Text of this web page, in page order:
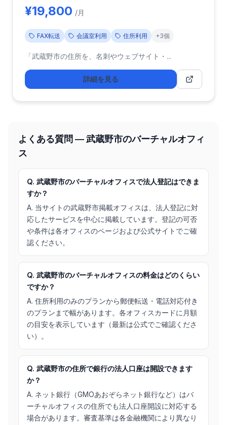
¥19,800 /月
FAX転送 会議室利用 住所利用 +3個
「武蔵野市の住所を、名刺やウェブサイト・...
詳細を見る
よくある質問 ― 武蔵野市のバーチャルオフィ
ス
Q. 武蔵野市のバーチャルオフィスで法人登記はできま
すか？
A. 当サイトの武蔵野市掲載オフィスは、法人登記に対
応したサービスを中心に掲載しています。登記の可否
や条件は各オフィスのページおよび公式サイトでご確
認ください。
Q. 武蔵野市のバーチャルオフィスの料金はどのくらい
ですか？
A. 住所利用のみのプランから郵便転送・電話対応付き
のプランまで幅があります。各オフィスカードに月額
の目安を表示しています（最新は公式でご確認くださ
い）。
Q. 武蔵野市の住所で銀行の法人口座は開設できます
か？
A. ネット銀行（GMOあおぞらネット銀行など）はバ
ーチャルオフィスの住所でも法人口座開設に対応する
場合があります。審査基準は各金融機関により異なり